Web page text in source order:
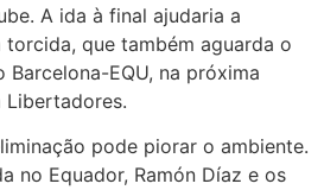
A ida à final ajudaria a
que também aguarda o
EQU, na próxima
pode piorar o ambiente.
no Equador, Ramón Díaz e os